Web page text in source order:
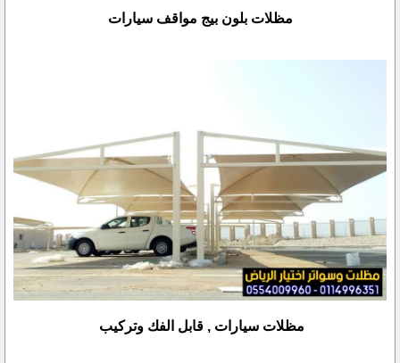
مظلات بلون بيج مواقف سيارات
مظلات سيارات , قابل الفك وتركيب